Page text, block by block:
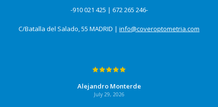
-910 021 425 | 672 265 246-
C/Batalla del Salado, 55 MADRID | info@coveroptometria.com
Alejandro Monterde
July 29, 2026